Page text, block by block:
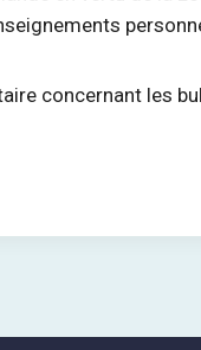
concernant les